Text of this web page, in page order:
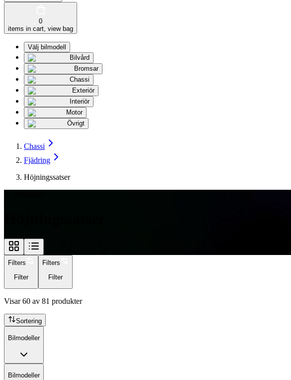
0
items in cart, view bag
Välj bilmodell
Bilvård
Bromsar
Chassi
Exteriör
Interiör
Motor
Övrigt
Chassi
Fjädring
Höjningssatser
Filters
Filter
Filters
Filter
Visar60 av 81 produkter
Sortering
Bilmodeller
Bilmodeller